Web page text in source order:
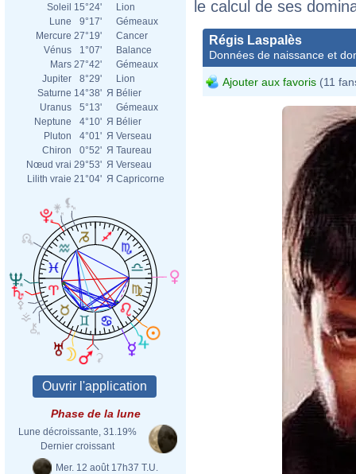
Soleil 15°24'
Lion
Lune
9°17'
Gémeaux
Mercure 27°19'
Cancer
Vénus
1°07'
Balance
Mars 27°42'
Gémeaux
Jupiter
8°29'
Lion
Saturne 14°38' Я Bélier
Uranus
5°13'
Gémeaux
Neptune
4°10' Я Bélier
Pluton
4°01' Я Verseau
Chiron
0°52' Я Taureau
Nœud vrai 29°53' Я Verseau
Lilith vraie 21°04' Я Capricorne
Phase de la lune
Lune décroissante, 31.19%
Dernier croissant
Mer. 12 août 17h37 T.U.
le calcul de ses
Régis Laspalès
Données de naissance et
Ajouter aux favoris (11